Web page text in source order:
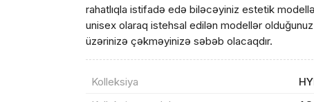
rahatlıqla istifadə edə biləcəyiniz estetik
unisex olaraq istehsal edilən modellər
üzərinizə çəkməyinizə səbəb olacaqdır.
Kolleksiya